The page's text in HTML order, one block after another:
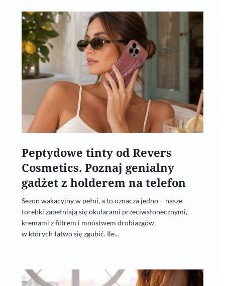
Peptydowe tinty od Revers
Cosmetics. Poznaj genialny
gadżet z holderem na telefon
Sezon wakacyjny w pełni, a to oznacza jedno – nasze
torebki zapełniają się okularami przeciwsłonecznymi,
kremami z filtrem i mnóstwem drobiazgów,
w których łatwo się zgubić. Ile...